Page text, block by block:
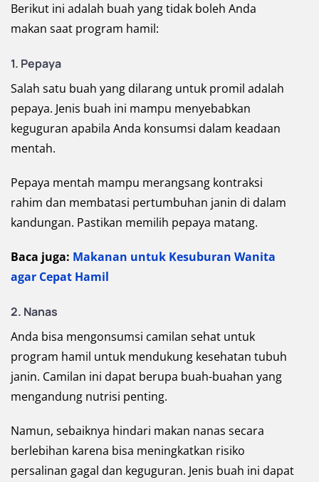
Berikut ini adalah buah yang tidak boleh Anda
makan saat program hamil:
1. Pepaya
Salah satu buah yang dilarang untuk promil adalah
pepaya. Jenis buah ini mampu menyebabkan
keguguran apabila Anda konsumsi dalam keadaan
mentah.
Pepaya mentah mampu merangsang kontraksi
rahim dan membatasi pertumbuhan janin di dalam
kandungan. Pastikan memilih pepaya matang.
Baca juga: Makanan untuk Kesuburan Wanita
agar Cepat Hamil
2. Nanas
Anda bisa mengonsumsi camilan sehat untuk
program hamil untuk mendukung kesehatan tubuh
janin. Camilan ini dapat berupa buah-buahan yang
mengandung nutrisi penting.
Namun, sebaiknya hindari makan nanas secara
berlebihan karena bisa meningkatkan risiko
persalinan gagal dan keguguran. Jenis buah ini dapat